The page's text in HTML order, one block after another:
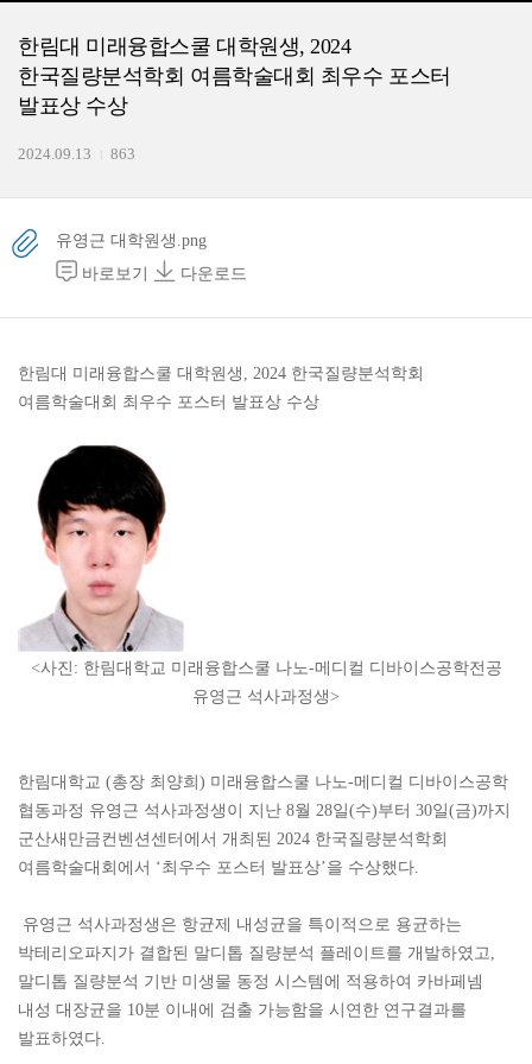
한림대 미래융합스쿨 대학원생, 2024
한국질량분석학회 여름학술대회 최우수 포스터
발표상 수상
2024.09.13 863
유영근 대학원생.png
바로보기
다운로드
한림대 미래융합스쿨 대학원생, 2024 한국질량분석학회
여름학술대회 최우수 포스터 발표상 수상
<사진: 한림대학교 미래융합스쿨 나노-메디컬 디바이스공학전공
유영근 석사과정생>
한림대학교 (총장 최양희) 미래융합스쿨 나노-메디컬 디바이스공학
협동과정 유영근 석사과정생이 지난 8월 28일(수)부터 30일(금)까지
군산새만금컨벤션센터에서 개최된 2024 한국질량분석학회
여름학술대회에서 ‘최우수 포스터 발표상’을 수상했다.
유영근 석사과정생은 항균제 내성균을 특이적으로 용균하는
박테리오파지가 결합된 말디톱 질량분석 플레이트를 개발하였고,
말디톱 질량분석 기반 미생물 동정 시스템에 적용하여 카바페넴
내성 대장균을 10분 이내에 검출 가능함을 시연한 연구결과를
발표하였다.